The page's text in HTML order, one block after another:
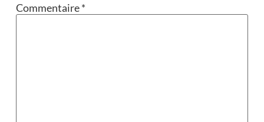
Commentaire*